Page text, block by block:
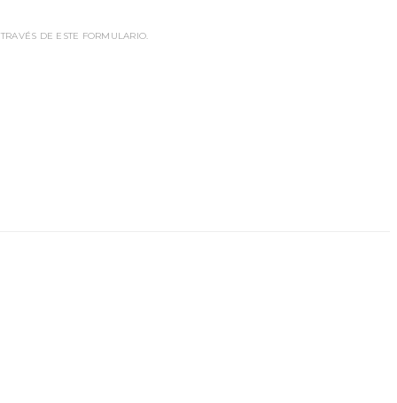
DE ESTE FORMULARIO.